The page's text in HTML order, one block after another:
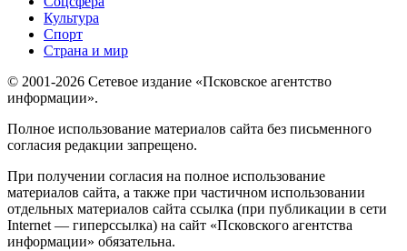
Культура
Спорт
Страна и мир
© 2001-2026 Сетевое издание «Псковское агентство
информации».
Полное использование материалов сайта без письменного
согласия редакции запрещено.
При получении согласия на полное использование
материалов сайта, а также при частичном использовании
отдельных материалов сайта ссылка (при публикации в сети
Internet — гиперссылка) на сайт «Псковского агентства
информации» обязательна.